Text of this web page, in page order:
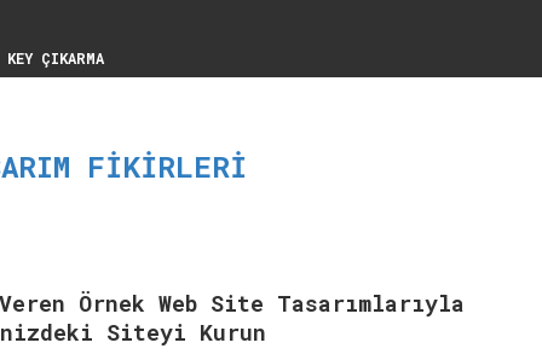
ÇIKARMA
FIKIRLERI
Örnek Web Site Tasarımlarıyla
Siteyi Kurun